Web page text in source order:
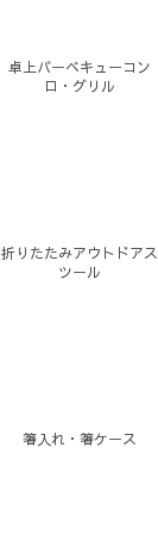
卓上バーベキューコン
ロ・グリル
折りたたみアウトドアス
ツール
箸入れ・箸ケース